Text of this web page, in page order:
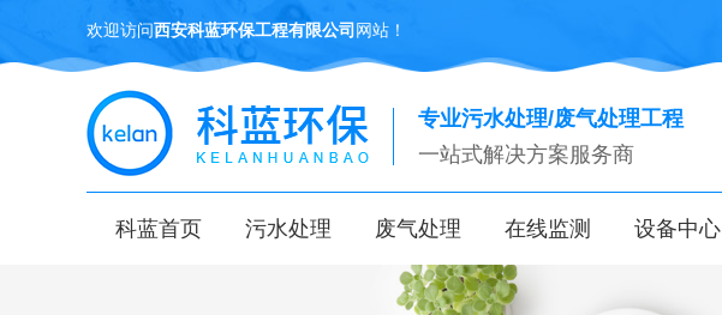
欢迎访问西安科蓝环保工程有限公司 网站！
专业污水处理/废气处理工程
一站式解决方案服务商
科蓝首页 污水处理 废气处理 在线监测 设备中心